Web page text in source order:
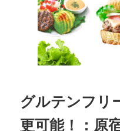
ンしました。
2023.08.09
日之出出版「
ディーズビガー
2023.08.02
TBSテレビ
「ラ
Y'S BIGGER
グルテンフリ
更可能！：原